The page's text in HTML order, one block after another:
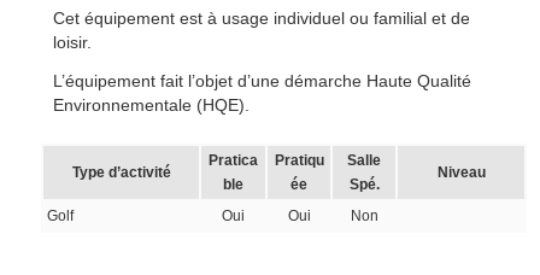
Cet équipement est à usage individuel ou familial et de
loisir.
L’équipement fait l’objet d’une démarche Haute Qualité
Environnementale (HQE).
Type d’activité
Pratica
ble
Pratiqu
ée
Salle
Spé.
Niveau
Golf Oui Oui Non